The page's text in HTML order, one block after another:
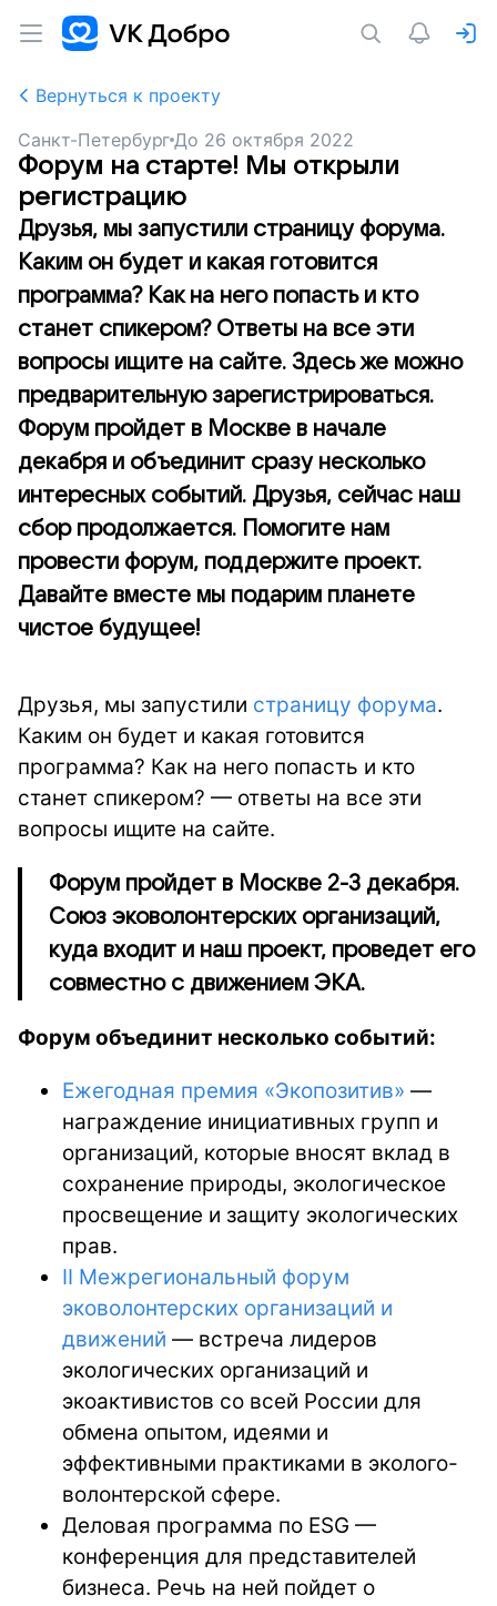
Вернуться к проекту
Санкт-Петербург До 26 октября 2022
Форум на старте! Мы открыли
регистрацию
Друзья, мы запустили страницу форума.
Каким он будет и какая готовится
программа? Как на него попасть и кто
станет спикером? Ответы на все эти
вопросы ищите на сайте. Здесь же можно
предварительную зарегистрироваться.
Форум пройдет в Москве в начале
декабря и объединит сразу несколько
интересных событий. Друзья, сейчас наш
сбор продолжается. Помогите нам
провести форум, поддержите проект.
Давайте вместе мы подарим планете
чистое будущее!
Друзья, мы запустили страницу форума.
Каким он будет и какая готовится
программа? Как на него попасть и кто
станет спикером? — ответы на все эти
вопросы ищите на сайте.
Форум пройдет в Москве 2-3 декабря.
Союз эковолонтерских организаций,
куда входит и наш проект, проведет его
совместно с движением ЭКА.
Форум объединит несколько событий:
Ежегодная премия «Экопозитив» —
награждение инициативных групп и
организаций, которые вносят вклад в
сохранение природы, экологическое
просвещение и защиту экологических
прав.
II Межрегиональный форум
эковолонтерских организаций и
движений — встреча лидеров
экологических организаций и
экоактивистов со всей России для
обмена опытом, идеями и
эффективными практиками в эколого-
волонтерской сфере.
Деловая программа по ESG —
конференция для представителей
бизнеса. Речь на ней пойдет о